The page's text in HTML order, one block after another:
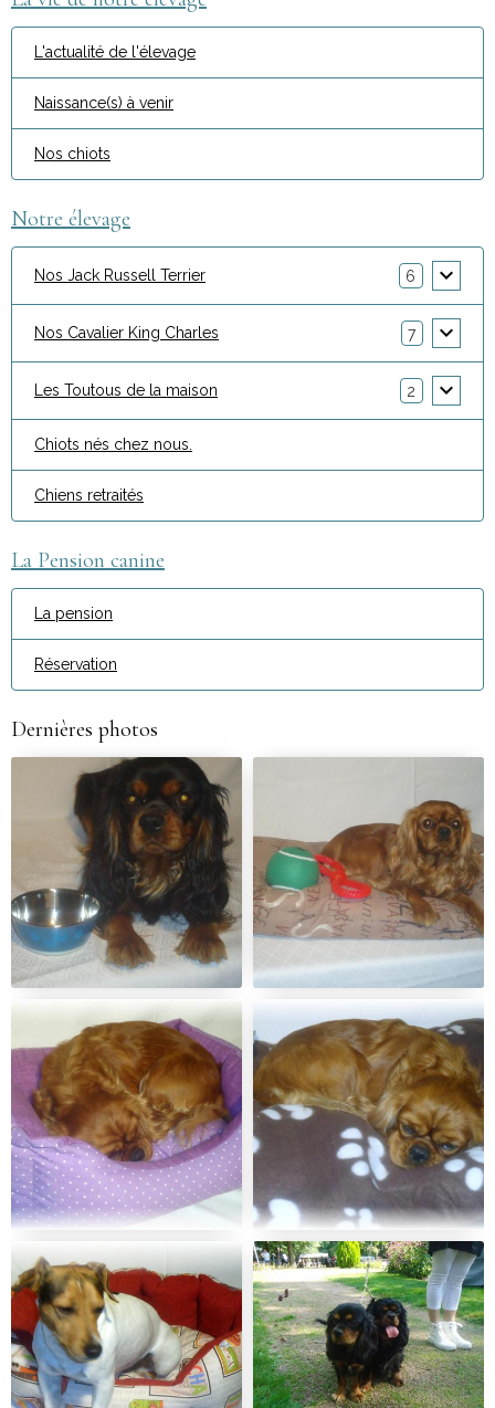
L'actualité de l'élevage
Naissance(s) à venir
Nos chiots
Notre élevage
Nos Jack Russell Terrier 6
Nos Cavalier King Charles 7
Les Toutous de la maison 2
Chiots nés chez nous.
Chiens retraités
La Pension canine
La pension
Réservation
Dernières photos